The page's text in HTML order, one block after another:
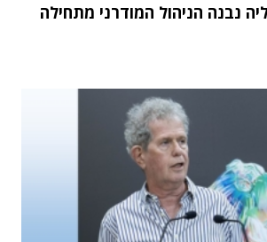
נבנה הניהול המודרני מתחילה